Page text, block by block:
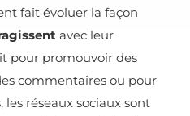
fait évoluer la façon
avec leur
pour promouvoir des
commentaires ou pour
les réseaux sociaux sont